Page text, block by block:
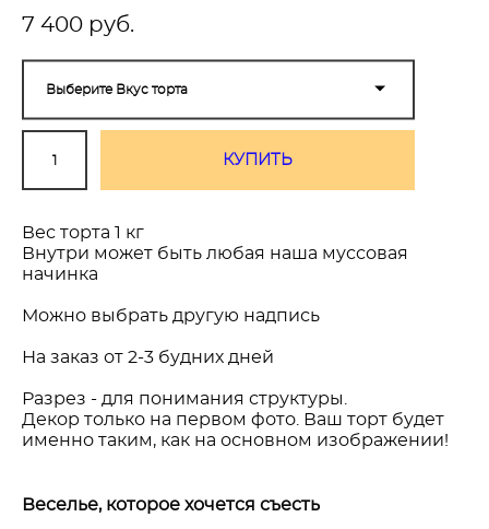
7 400 pуб.
Выберите Вкус торта
КУПИТЬ
Вес торта 1 кг
Внутри может быть любая наша муссовая
начинка
Можно выбрать другую надпись
На заказ от 2-3 будних дней
Разрез - для понимания структуры.
Декор только на первом фото. Ваш торт будет
именно таким, как на основном изображении!
Веселье, которое хочется съесть